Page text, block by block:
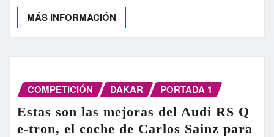
MÁS INFORMACIÓN
COMPETICIÓN DAKAR PORTADA 1
Estas son las mejoras del Audi RS Q
e-tron, el coche de Carlos Sainz para